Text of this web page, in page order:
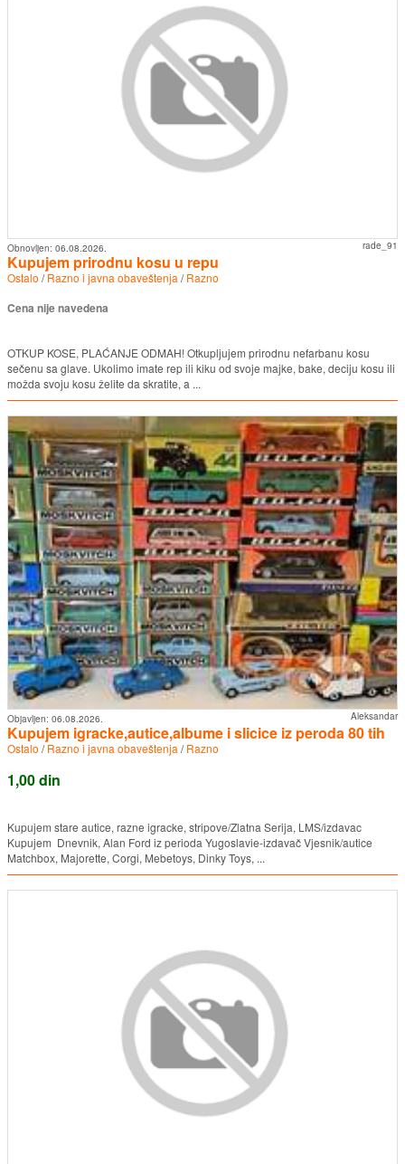
rade_91
Obnovljen: 06.08.2026.
Kupujem prirodnu kosu u repu
Ostalo /Razno i javna obaveštenja /Razno
Cena nije navedena
OTKUP KOSE, PLAĆANJE ODMAH! Otkupljujem prirodnu nefarbanu kosu
sečenu sa glave. Ukolimo imate rep ili kiku od svoje majke, bake, deciju kosu ili
možda svoju kosu želite da skratite, a ...
Aleksandar
Objavljen: 06.08.2026.
Kupujem igracke,autice,albume i slicice iz peroda 80 tih
Ostalo /Razno i javna obaveštenja /Razno
1,00 din
Kupujem stare autice, razne igracke, stripove/Zlatna Serija, LMS/izdavac
Kupujem Dnevnik, Alan Ford iz perioda Yugoslavie-izdavač Vjesnik/autice
Matchbox, Majorette, Corgi, Mebetoys, Dinky Toys, ...